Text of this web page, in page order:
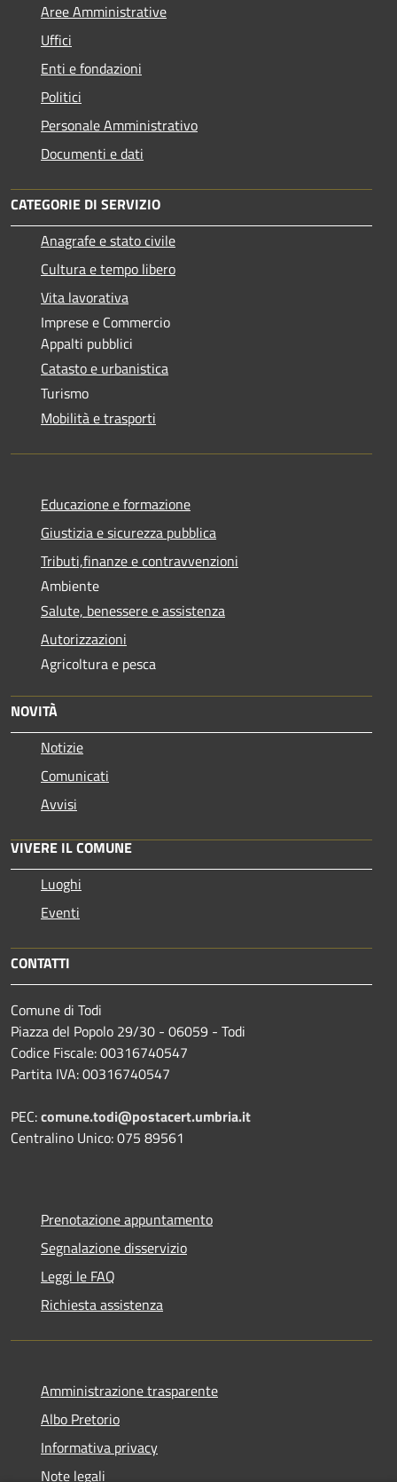
Aree Amministrative
Uffici
Enti e fondazioni
Politici
Personale Amministrativo
Documenti e dati
CATEGORIE DI SERVIZIO
Anagrafe e stato civile
Cultura e tempo libero
Vita lavorativa
Imprese e Commercio
Appalti pubblici
Catasto e urbanistica
Turismo
Mobilità e trasporti
Educazione e formazione
Giustizia e sicurezza pubblica
Tributi,finanze e contravvenzioni
Ambiente
Salute, benessere e assistenza
Autorizzazioni
Agricoltura e pesca
NOVITÀ
Notizie
Comunicati
Avvisi
VIVERE IL COMUNE
Luoghi
Eventi
CONTATTI
Comune di Todi
Piazza del Popolo 29/30 - 06059 - Todi
Codice Fiscale: 00316740547
Partita IVA: 00316740547
PEC:comune.todi@postacert.umbria.it
Centralino Unico: 075 89561
Prenotazione appuntamento
Segnalazione disservizio
Leggi le FAQ
Richiesta assistenza
Amministrazione trasparente
Albo Pretorio
Informativa privacy
Note legali